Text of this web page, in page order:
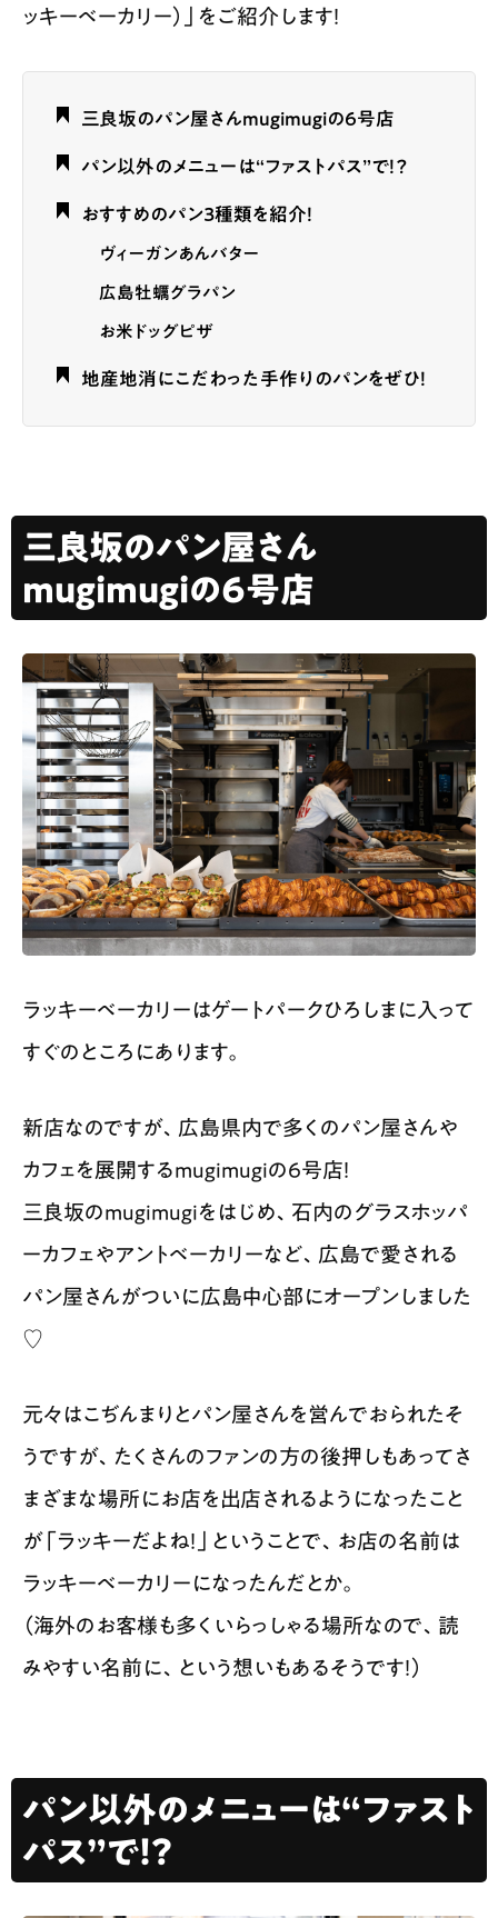
ッキーベーカリー）」をご紹介します！
三良坂のパン屋さんmugimugiの6号店
パン以外のメニューは“ファストパス”で！？
おすすめのパン３種類を紹介！
ヴィーガンあんバター
広島牡蠣グラパン
お米ドッグピザ
地産地消にこだわった手作りのパンをぜひ！
三良坂のパン屋さん
mugimugiの6号店
ラッキーベーカリーはゲートパークひろしまに入って
すぐのところにあります。
新店なのですが、広島県内で多くのパン屋さんや
カフェを展開するmugimugiの6号店！
三良坂のmugimugiをはじめ、石内のグラスホッパ
ーカフェやアントベーカリーなど、広島で愛される
パン屋さんがついに広島中心部にオープンしました
♡
元々はこぢんまりとパン屋さんを営んでおられたそ
うですが、たくさんのファンの方の後押しもあってさ
まざまな場所にお店を出店されるようになったこと
が「ラッキーだよね！」ということで、お店の名前は
ラッキーベーカリーになったんだとか。
（海外のお客様も多くいらっしゃる場所なので、読
みやすい名前に、という想いもあるそうです！）
パン以外のメニューは“ファスト
パス”で！？